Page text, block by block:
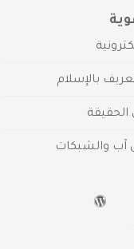
بالإسلام
الحقيقة
آب والشبكات